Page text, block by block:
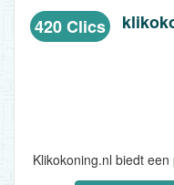
420 Clics